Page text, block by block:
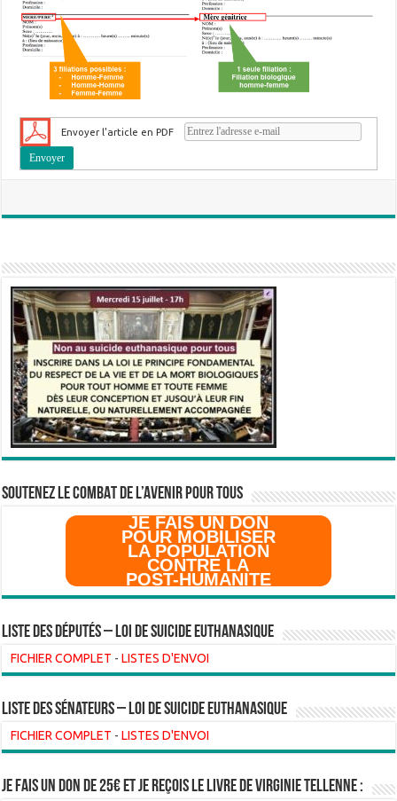
Envoyer l'article en PDF
SOUTENEZ LE COMBAT DE L’AVenir pour Tous
JE FAIS UN DON
POUR MOBILISER
LA POPULATION
CONTRE LA
POST-HUMANITE
Liste des Députés – Loi de suicide euthanasique
FICHIER COMPLET -LISTES D'ENVOI
liste des sénateurs – loi de suicide euthanasique
FICHIER COMPLET -LISTES D'ENVOI
Je fais un don de 25€ et je reçois le livre de Virginie Tellenne :